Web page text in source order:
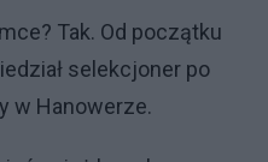
Tak. Od początku
selekcjoner po
w Hanowerze.